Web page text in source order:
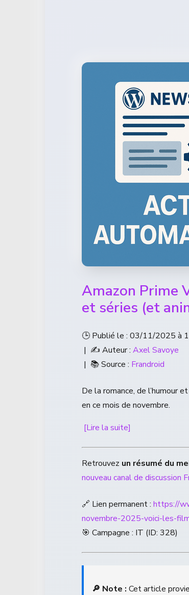
Amazon Prime
et séries (et
🕒 Publié le : 03/11/2025 à
| ✍️ Auteur : Axel Savoye
| 📚 Source : Frandroid
De la romance, de l’humour
en ce mois de novembre.
[Lire la suite]
Retrouvez un résumé du
nouveau canal de discussion
🔗 Lien permanent : https://
novembre-2025-voici-les-
🎯 Campagne : IT (ID: 328)
🔎 Note : Cet article